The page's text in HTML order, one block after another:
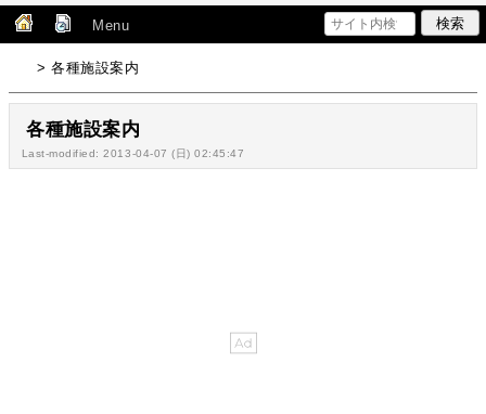
Menu
> 各種施設案内
各種施設案内
Last-modified: 2013-04-07 (日) 02:45:47